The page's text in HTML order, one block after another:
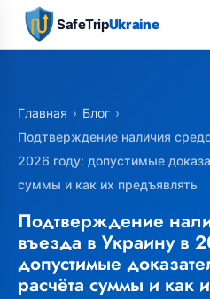
SafeTripUkraine
Главная › Блог ›
Подтверждение наличия
2026 году: допустимые
суммы и как их предъявлять
Подтверждение
въезда в Украину в
допустимые
расчёта суммы и как